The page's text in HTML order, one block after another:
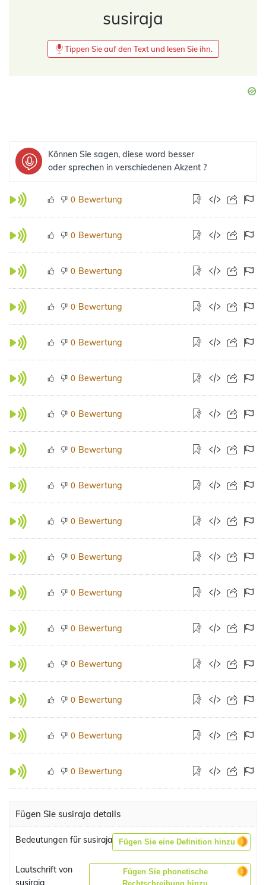
susiraja
Tippen Sie auf den Text und lesen Sie ihn.
Können Sie sagen, diese word besser
oder sprechen in verschiedenen Akzent ?
0 Bewertung
0 Bewertung
0 Bewertung
0 Bewertung
0 Bewertung
0 Bewertung
0 Bewertung
0 Bewertung
0 Bewertung
0 Bewertung
0 Bewertung
0 Bewertung
0 Bewertung
0 Bewertung
0 Bewertung
0 Bewertung
0 Bewertung
Fügen Sie susiraja details
Bedeutungen für susiraja Fügen Sie eine Definition hinzu
Lautschrift von
susiraja
Fügen Sie phonetische